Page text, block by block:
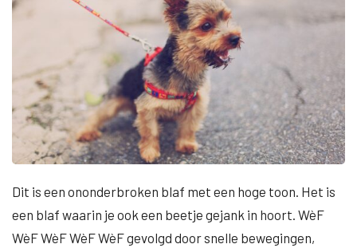
Dit is een ononderbroken blaf met een hoge toon. Het is
een blaf waarin je ook een beetje gejank in hoort. WèF
WèF WèF WèF WèF gevolgd door snelle bewegingen,